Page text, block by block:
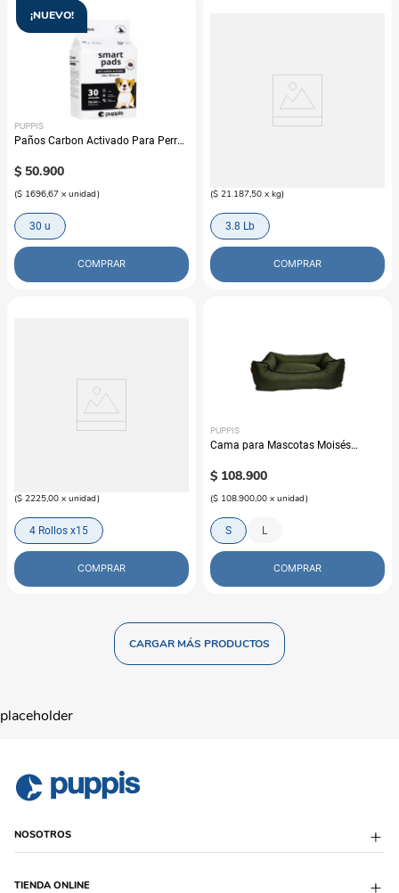
¡NUEVO!
PUPPIS
Paños Carbon Activado Para Perro
$ 50.900
($ 1696,67 x unidad)
30 u
COMPRAR
($ 21.187,50 x kg)
3.8 Lb
COMPRAR
($ 2225,00 x unidad)
4 Rollos x15
COMPRAR
PUPPIS
Cama para Mascotas Moisés
$ 108.900
($ 108.900,00 x unidad)
S L
COMPRAR
placeholder
NOSOTROS
TIENDA ONLINE